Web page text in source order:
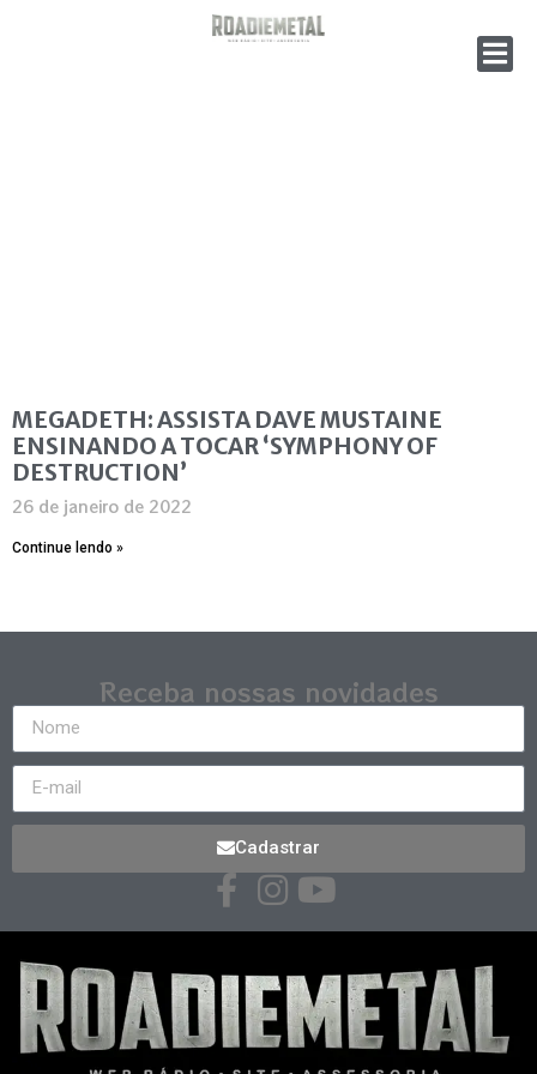
MEGADETH: ASSISTA DAVE MUSTAINE
ENSINANDO A TOCAR ‘SYMPHONY OF
DESTRUCTION’
26 de janeiro de 2022
Continue lendo »
Receba nossas novidades
Cadastrar